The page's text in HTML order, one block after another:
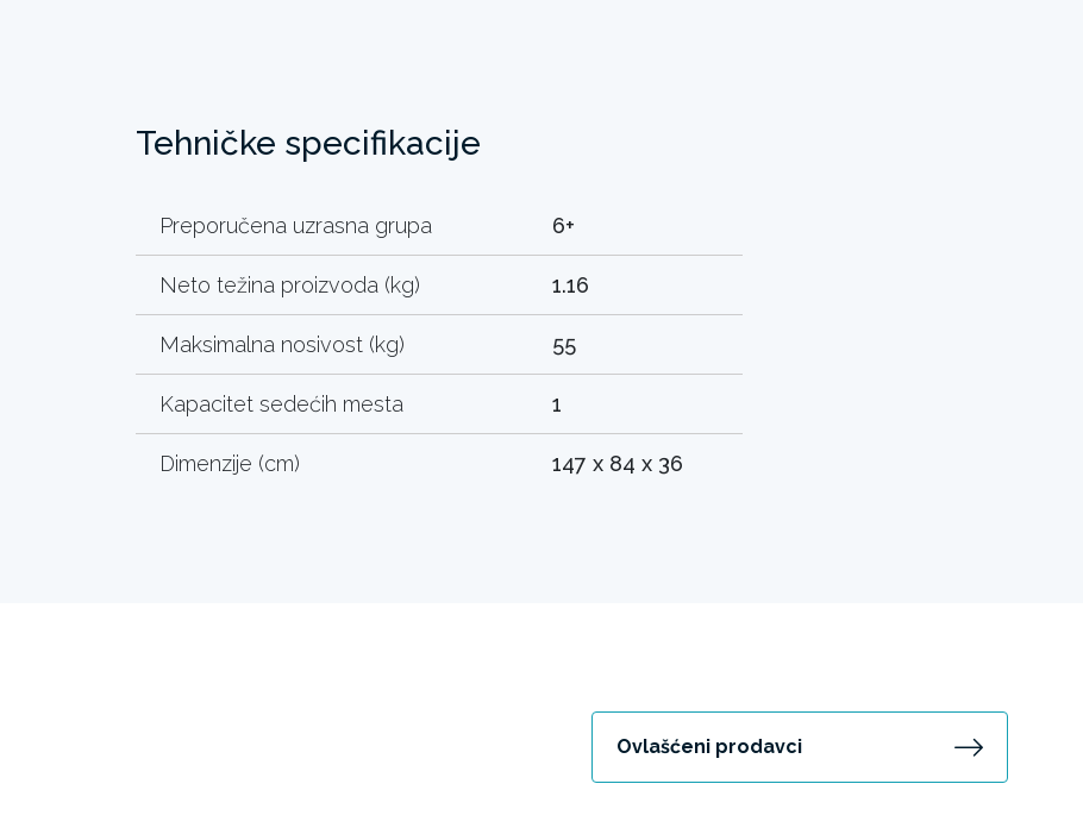
Tehničke specifikacije
Preporučena uzrasna grupa 6+
Neto težina proizvoda (kg) 1.16
Maksimalna nosivost (kg) 55
Kapacitet sedećih mesta 1
Dimenzije (cm) 147 x 84 x 36
Ovlašćeni prodavci